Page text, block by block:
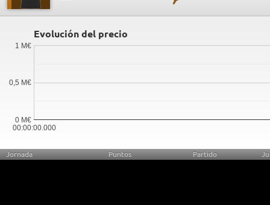
Evolución del precio
00:00:00.000
0 M€
0,5 M€
1 M€
Jornada Puntos Partido